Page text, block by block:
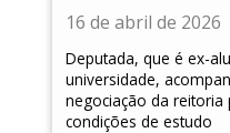
16 de abril de 2026
Deputada, que é ex-
universidade,
negociação da
condições de estudo